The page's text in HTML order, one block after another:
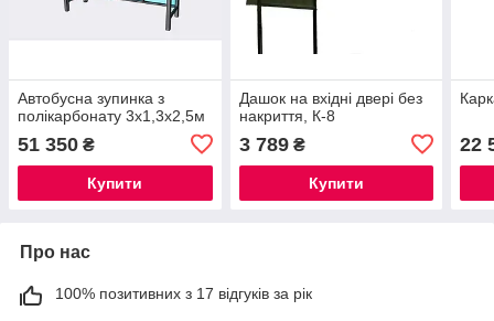
Автобусна зупинка з
полікарбонату 3х1,3х2,5м
51 350 ₴
Купити
Дашок на вхідні двері без
накриття, К-8
3 789₴
Купити
22
Про нас
100% позитивних з 17 відгуків за рік